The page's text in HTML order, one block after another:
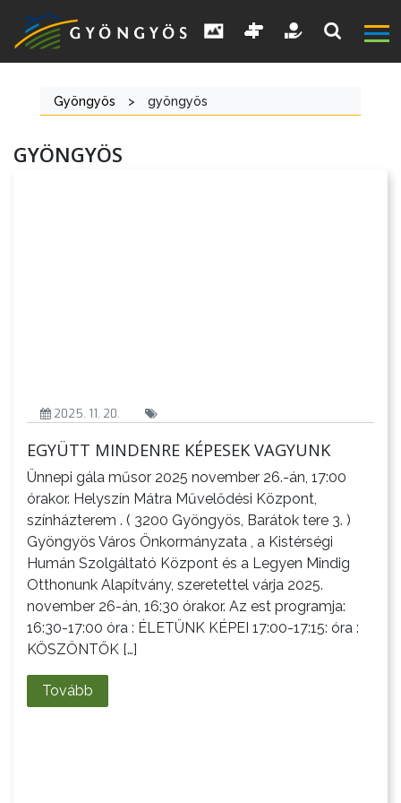
A
VÁROS
KIEMELT
LÁTVÁNYOSSÁGOK
VÁROS
ÉRTÉKTÁRA
Gyöngyös > gyöngyös
GYÖNGYÖS
2025. 11. 20.
EGYÜTT MINDENRE KÉPESEK VAGYUNK
Ünnepi gála műsor 2025 november 26.-án, 17:00
órakor. Helyszín Mátra Művelődési Központ,
színházterem . ( 3200 Gyöngyös, Barátok tere 3. )
Gyöngyös Város Önkormányzata , a Kistérségi
Humán Szolgáltató Központ és a Legyen Mindig
Otthonunk Alapítvány, szeretettel várja 2025.
november 26-án, 16:30 órakor. Az est programja:
16:30-17:00 óra : ÉLETÜNK KÉPEI 17:00-17:15: óra :
KÖSZÖNTŐK […]
Tovább